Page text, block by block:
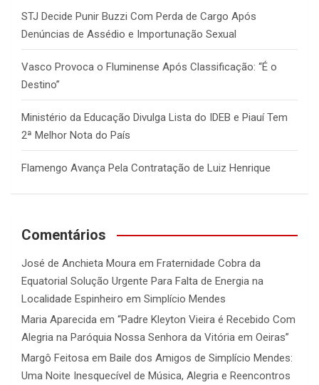
STJ Decide Punir Buzzi Com Perda de Cargo Após
Denúncias de Assédio e Importunação Sexual
Vasco Provoca o Fluminense Após Classificação: “É o
Destino”
Ministério da Educação Divulga Lista do IDEB e Piauí Tem
2ª Melhor Nota do País
Flamengo Avança Pela Contratação de Luiz Henrique
Comentários
José de Anchieta Moura em Fraternidade Cobra da
Equatorial Solução Urgente Para Falta de Energia na
Localidade Espinheiro em Simplício Mendes
Maria Aparecida em “Padre Kleyton Vieira é Recebido Com
Alegria na Paróquia Nossa Senhora da Vitória em Oeiras”
Margô Feitosa em Baile dos Amigos de Simplício Mendes:
Uma Noite Inesquecível de Música, Alegria e Reencontros